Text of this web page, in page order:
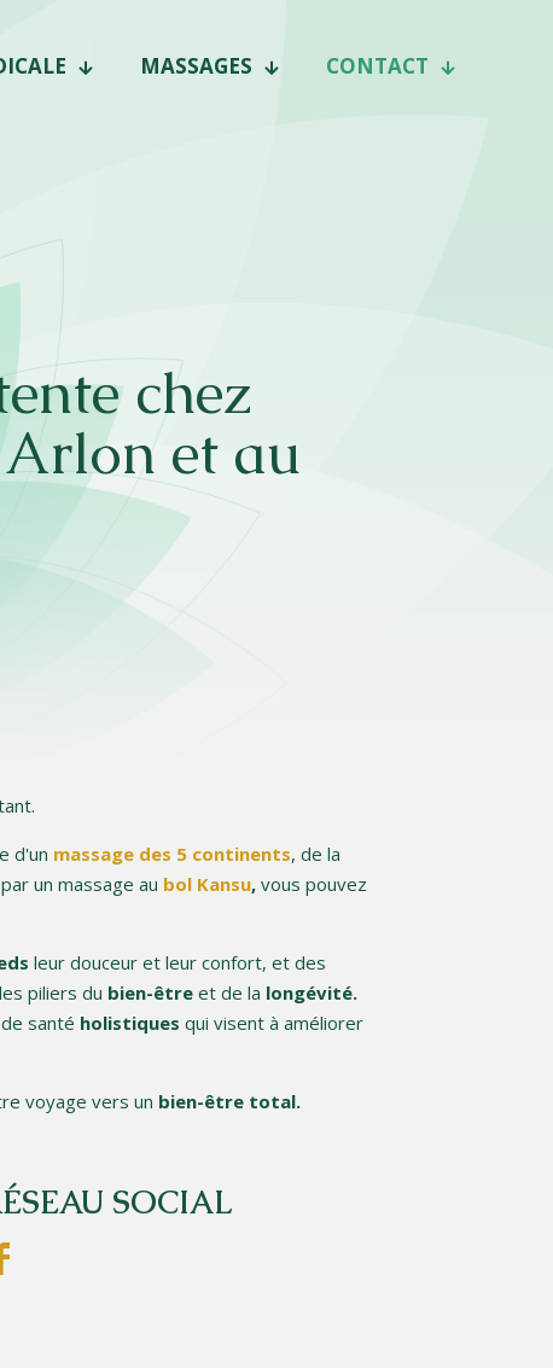
MASSAGES CONTACT
chez
et au
d'un massage des 5 continents, de la
un massage au bol Kansu, vous pouvez
leur douceur et leur confort, et des
piliers du bien-être et de la longévité.
santé holistiques qui visent à améliorer
voyage vers un bien-être total.
SOCIAL